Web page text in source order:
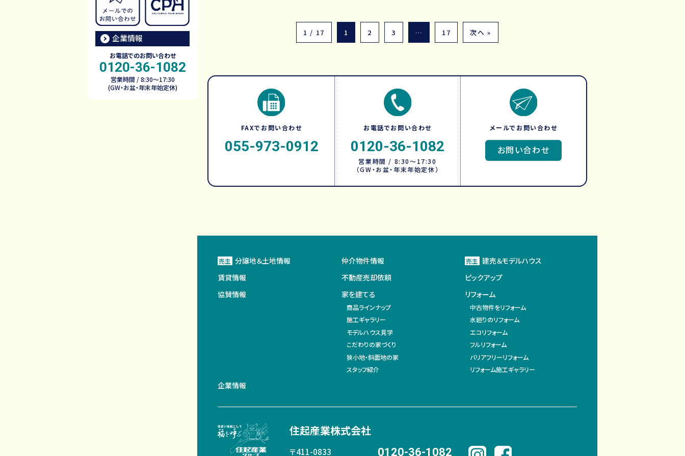
企業情報
お電話でのお問い合わせ
0120-36-1082
営業時間 / 8:30～17:30
(GW・お盆・年末年始定休)
1 / 17 1 2 3 … 17 次へ »
FAXでお問い合わせ
055-973-0912
お電話でお問い合わせ
0120-36-1082
営業時間 / 8:30～17:30
（GW・お盆・年末年始定休）
メールでお問い合わせ
お問い合わせ
売主 分譲地＆土地情報 仲介物件情報 売主 建売＆モデルハウス
賃貸情報
不動産売却依頼
ピックアップ
協賛情報
家を建てる
商品ラインナップ
施工ギャラリー
モデルハウス見学
こだわりの家づくり
狭小地・斜面地の家
スタッフ紹介
リフォーム
中古物件をリフォーム
水廻りのリフォーム
エコリフォーム
フルリフォーム
バリアフリーリフォーム
リフォーム施工ギャラリー
企業情報
住起産業株式会社
〒411-0833 0120-36-1082